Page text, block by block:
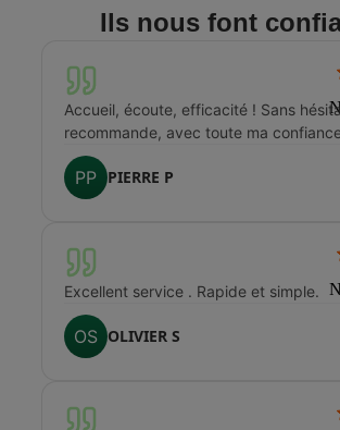
intérêt légitime, à des fins commerciales et de
données sont destinées à nos services internes.
protection des données et retrouver les
traitements mis en œuvre et aux modalités
en cliquant sur la page "Données Personnelles"
Ils nous font
Accueil, écoute, efficacité ! Sans
recommande, avec toute ma
PP PIERRE P
Excellent service . Rapide et simple.
OS OLIVIER S